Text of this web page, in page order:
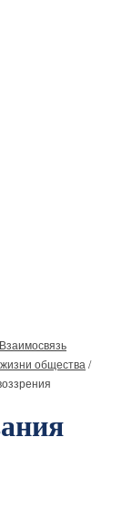
Взаимосвязь
общества /